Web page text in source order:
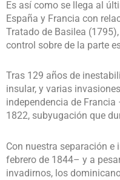
Es así como se llega al
España y Francia con
Tratado de Basilea
control sobre de la parte
Tras 129 años de
insular, y varias
independencia de
1822, subyugación que
Con nuestra separación
febrero de 1844– y a
invadirnos, los